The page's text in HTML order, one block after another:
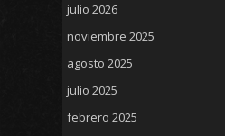
julio 2026
noviembre 2025
agosto 2025
julio 2025
febrero 2025